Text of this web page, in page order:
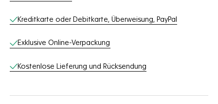
Kreditkarte oder Debitkarte, Überweisung, PayPal
Exklusive Online-Verpackung
Kostenlose Lieferung und Rücksendung